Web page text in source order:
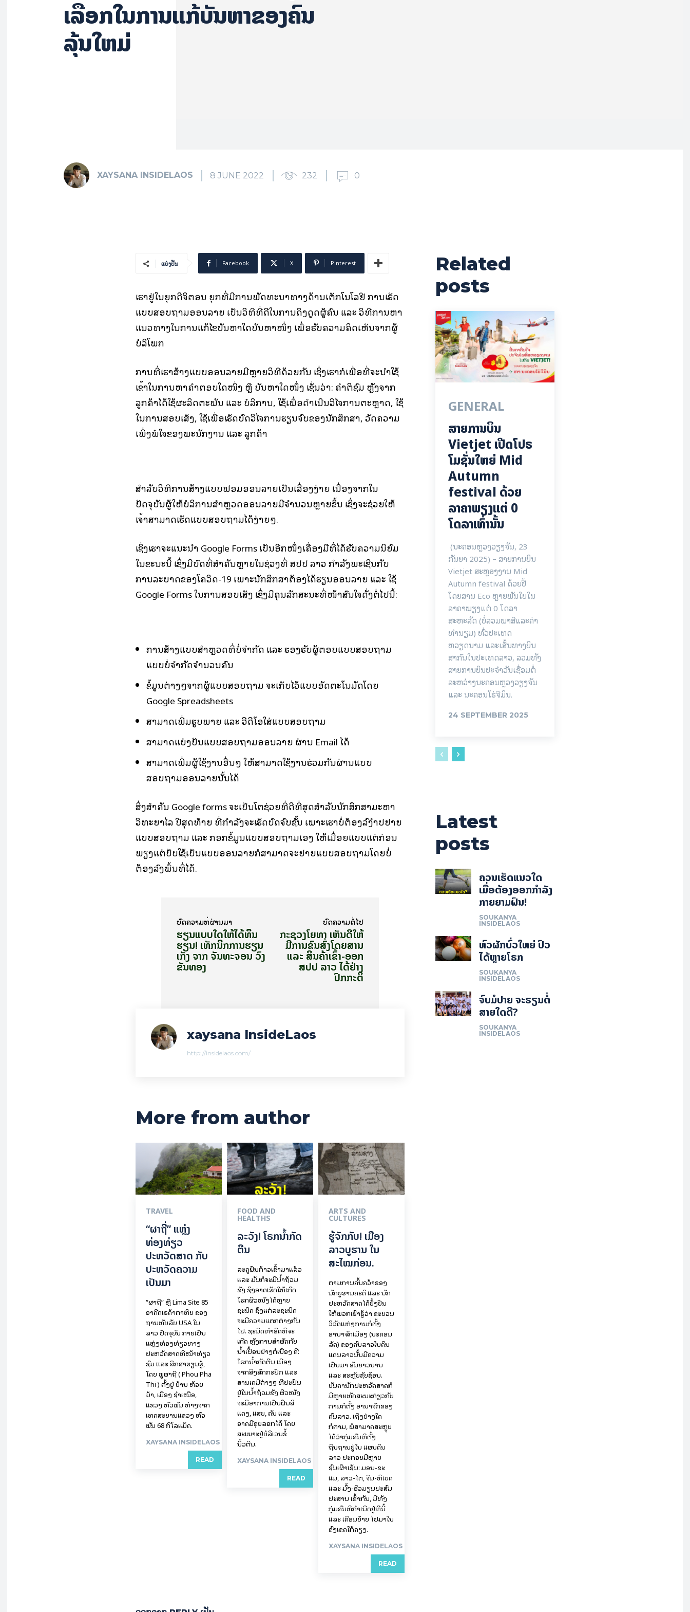
ເລືອກໃນການແກ້ບັນຫາຂອງຄົນ
ລຸ້ນໃຫມ່
XAYSANA INSIDELAOS 8 JUNE 2022 232 0
ແບ່ງປັນ Facebook X Pinterest
ເຮົາຢູ່ໃນຍຸກດີຈິຕອນ ຍຸກທີ່ມີການພັດທະນາທາງດ້ານເຕັກໂນໂລຢີ ການເຮັດ
ແບບສອບຖາມອອນລາຍ ເປັນວິທີທີ່ດີໃນການດຶງດູດຜູ້ຄົນ ແລະ ວິທີການຫາ
ແນວທາງໃນການແກ້ໄຂບັນຫາໃດບັນຫາໜຶ່ງ ເພື່ອຮັບຄວາມຄິດເຫັນຈາກຜູ້
ບໍລິໂພກ
ການທີ່ເຮົາສ້າງແບບອອນລາຍມີຫຼາຍວິທີດ້ວຍກັນ ເຊິ່ງເຮົາກໍເພື່ອທີ່ຈະນໍາໃຊ້
ເຂົ້າໃນການຫາຄຳຕອບໃດໜຶ່ງ ຫຼື ບັນຫາໃດໜຶ່ງ ເຊັ່ນວ່າ: ຄຳຕິຊົມ ຫຼັງຈາກ
ລູກຄ້າໄດ້ໃຊ້ຜະລິດຕະພັນ ແລະ ບໍລິການ, ໃຊ້ເພື່ອດຳເນີນວິໄຈການຕະຫຼາດ, ໃຊ້
ໃນການສອບເສັງ, ໃຊ້ເພື່ອເຮັດບົດວິໄຈການຮຽນຈົບຂອງນັກສຶກສາ, ວັດຄວາມ
ເພິ່ງພໍໃຈຂອງພະນັກງານ ແລະ ລູກຄ້າ
ສຳລັບວິທີການສ້າງແບບຟອມອອນລາຍເປັນເລື່ອງງ່າຍ ເນື່ອງຈາກໃນ
ປັດຈຸບັນຜູ້ໃຫ້ບໍລິການສຳຫຼວດອອນລາຍມີຈຳນວນຫຼາຍຂຶ້ນ ເຊິ່ງຈະຊ່ວຍໃຫ້
ເຈົ້າສາມາດເຮັດແບບສອບຖາມໄດ້ງ່າຍໆ.
ເຊິ່ງເຮົາຈະແນະນຳ Google Forms ເປັນອີກໜຶ່ງເຄື່ອງມືທີ່ໄດ້ຮັບຄວາມນິຍົມ
ໃນຂະນະນີ້ ເຊິ່ງມີບົດທີ່ສຳຄັນຫຼາຍໃນຊ່ວງທີ່ ສປປ ລາວ ກຳລັງພະເຊີນກັບ
ການລະບາດຂອງໂຄວິດ-19 ເພາະນັກສຶກສາຕ້ອງໄດ້ຮຽນອອນລາຍ ແລະ ໃຊ້
Google Forms ໃນການສອບເສັງ ເຊິ່ງມີຄຸນລັກສະນະທີ່ໜ້າສົນໃຈດັ່ງຕໍ່ໄປນີ້:
ການສ້າງແບບສຳຫຼວດທີ່ບໍ່ຈຳກັດ ແລະ ຮອງຮັບຜູ້ຕອບແບບສອບຖາມ
ແບບບໍ່ຈຳກັດຈຳນວນຄົນ
ຂໍ້ມູນຕ່າງໆຈາກຜູ້ແບບສອບຖາມ ຈະເກັບໄວ້ແບບອັດຕະໂນມັດໂດຍ
Google Spreadsheets
ສາມາດເພີ່ມຮູບພາຍ ແລະ ວີດີໂອໃສ່ແບບສອບຖາມ
ສາມາດແບ່ງປັນແບບສອບຖາມອອນລາຍ ຜ່ານ Email ໄດ້
ສາມາດເພີ່ມຜູ້ໃຊ້ງານອື່ນໆ ໃຫ້ສາມາດໃຊ້ງານຮ່ວມກັນຜ່ານແບບ
ສອບຖາມອອນລາຍນັ້ນໄດ້
ສິ່ງສຳຄັນ Google forms ຈະເປັນໂຕຊ່ວຍທີ່ດີທີ່ສຸດສຳລັບນັກສຶກສາມະຫາ
ວິທະຍາໄລ ປີສຸດທ້າຍ ທີ່ກຳລັງຈະເຮັດບົດຈົບຊັ້ນ ເພາະເຮົາບໍ່ຕ້ອງລົງຳປຢາຍ
ແບບສອບຖາມ ແລະ ກອກຂໍ້ມູນແບບສອບຖາມເອງ ໃຫ້ເມື່ອຍແບບແຕ່ກ່ອນ
ພຽງແຕ່ປັບໃຊ້ເປັນແບບອອນລາຍກໍສາມາດຈະຢາຍແບບສອບຖາມໂດຍບໍ່
ຕ້ອງລົງພື້ນທີ່ໄດ້.
ບົດ​ຄວາມ​ທີ່​ຜ່ານ​ມາ
ຮຽນແບບໃດໃຫ້ໄດ້ທຶນ
ຮຽນ! ເທັກນິກການຮຽນ
ເກັ່ງ ຈາກ ຈັນທະຈອນ ວົງ
ຂັນທອງ
ບົດ​ຄວາມ​ຕໍ່​ໄປ
ກະຊວງໂຍທາ ເຫັນດີໃຫ້
ມີການຂົນສົ່ງໂດຍສານ
ແລະ ສິນຄ້າເຂົ້າ-ອອກ
ສປປ ລາວ ໄດ້ຢ່າງ
ປົກກະຕິ
xaysana InsideLaos
http://insidelaos.com/
More from author
TRAVEL
“ຜາຖີ່” ແຫຼ່ງ
ທ່ອງທ່ຽວ
ປະຫວັດສາດ ກັບ
ປະຫວັດຄວາມ
ເປັນມາ
“ຜາຖີ່” ຫຼື Lima Site 85
ອາດີດເຣດ້າຕາທິບ ຂອງ
ຖານທັບລັບ USA ໃນ
ລາວ ປັດຈຸບັນ ກາຍເປັນ
ແຫຼ່ງທ່ອງທ່ຽວທາງ
ປະຫວັດສາດທີ່ໜ້າທ່ຽວ
ຊົມ ແລະ ສຶກສາຮຽນຮູ້,
ໂດຍ ພູຜາຖີ່ ( Phou Pha
Thi ) ຕັ້ງຢູ່ ບ້ານ ຫ້ວຍ
ມ້າ, ເມືອງ ຊໍາເໜືອ,
ແຂວງ ຫົວພັນ ຫ່າງຈາກ
ເທດສະບານແຂວງ ຫົວ
ພັນ 68 ກິ​ໂລ​ແມັດ.
XAYSANA INSIDELAOS
READ
FOOD AND
HEALTHS
ລະວັງ! ໂຣກນ້ຳກັດ
ຕີນ
ລະດູຝົນກ້າວເຂົ້າມາແລ້ວ
ແລະ ມັນກໍຈະມີນ້ຳຖ້ວມ
ຂັງ ຊຶ່ງອາດເຮັດໃຫ້ເກີດ
ໂຣກຜິວໜັງໄດ້ຫຼາຍ
ຊະນິດ ຊຶ່ງແຕ່ລະຊະນິດ
ຈະມີຄວາມແຕກຕ່າງກັນ
ໄປ. ຊະນິດທຳອິດທີ່ຈະ
ເກີດ ຫຼັງການສຳຜັດກັບ
ນ້ຳເປື້ອນຢ່າງຕໍ່ເນື່ອງ ຄື:
ໂຣກນ້ຳກັດຕີນ ເນື່ອງ
ຈາກສິ່ງສົກກະປົກ ແລະ
ສານເຄມີຕ່າງໆ ທີ່ປະປົນ
ຢູ່ໃນນ້ຳຖ້ວມຂັງ ຜິວໜັງ
ຈະມີອາການເປັນຝື່ນສີ
ແດງ, ແສບ, ຄັນ ແລະ
ອາດມີຂຸຍລອກໄດ້ ໂດຍ
ສະເພາະຢູ່ບໍລິເວນຂໍ້
ນິ້ວຕີນ.
XAYSANA INSIDELAOS
READ
ARTS AND
CULTURES
ຮູ້ຈັກກັບ! ເມືອງ
ລາວບູຮານ ໃນ
ສະໄໝກ່ອນ.
ຕາມການຄົ້ນຄວ້າຂອງ
ນັກບູຮານຄະດີ ແລະ ນັກ
ປະຫວັດສາດໄດ້ຢັ້ງຢືນ
ໃຫ້ພວກເຮົາຮູ້ວ່າ ຂະບວນ
ວິວັດແຫ່ງການກໍ່ຕັ້ງ
ອານາຈັກເມືອງ (ນະຄອນ
ລັດ) ຂອງຄົນລາວໃນດິນ
ແດນລາວນັ້ນມີຄວາມ
ເປັນມາ ອັນຍາວນານ
ແລະ ສະຫຼັບຊັບຊ້ອນ.
ບັນດານັກປະຫວັດສາດກໍ
ມີຫຼາຍທັດສະນະກ່ຽວກັບ
ການກໍ່ຕັ້ງ ອານາຈັກຂອງ
ຄົນລາວ. ເຖິງຢ່າງໃດ
ກໍຕາມ, ພໍສາມາດສະຫຼຸບ
ໄດ້ວ່າກຸ່ມຄົນທີ່ຕັ້ງ
ຖິ່ນຖານຢູ່ໃນ ແຜນດິນ
ລາວ ປະກອບມີຫຼາຍ
ຊົນເຜົ່າເຊັ່ນ: ມອນ-ຂະ
ແມ, ລາວ-ໄຕ, ຈີນ-ທິເບດ
ແລະ ມົ້ງ-ອິວມຽນປະສົມ
ປະສານ ເຂົ້າກັນ, ມີທັງ
ກຸ່ມຄົນທີ່ກຳເນີດຢູ່ທີ່ນີ້
ແລະ ເຄື່ອນຍ້າຍ ໄປມາໃນ
ຂົງເຂດໃກ້ຄຽງ.
XAYSANA INSIDELAOS
READ
Related
posts
GENERAL
ສາຍການບິນ
Vietjet ເປີດໂປຣ
ໂມຊັ່ນໃຫຍ່ Mid
Autumn
festival ດ້ວຍ
ລາຄາພຽງແຕ່ 0
ໂດລາເທົ່ານັ້ນ
(ນະຄອນຫຼວງວຽງຈັນ, 23
ກັນຍາ 2025) – ສາຍການບິນ
Vietjet ສະຫຼອງງານ Mid
Autumn festival ດ້ວຍປີ້
ໂດຍສານ Eco ຫຼາຍພັນໃບໃນ
ລາຄາພຽງແຕ່ 0 ໂດລາ
ສະຫະລັດ (ບໍ່ລວມພາສີແລະຄ່າ
ທໍານຽມ) ທົ່ວປະເທດ
ຫວຽດນາມ ແລະເສັ້ນທາງບິນ
ສາກົນໃນປະເທດລາວ, ລວມທັງ
ສາຍການບິນປະຈໍາວັນເຊື່ອມຕໍ່
ລະຫວ່າງນະຄອນຫຼວງວຽງຈັນ
ແລະ ນະຄອນໂຮ່ຈີມິນ.
24 SEPTEMBER 2025
Latest
posts
ຄວນເຮັດແນວໃດ
ເມື່ອຕ້ອງອອກກຳລັງ
ກາຍຍາມຝົນ!
SOUKANYA
INSIDELAOS
ຫົວຜັກບົ່ວໃຫຍ່ ປົວ
ໄດ້ຫຼາຍໂຣກ
SOUKANYA
INSIDELAOS
ຈົບມໍປາຍ ຈະຮຽນຕໍ່
ສາຍໃດດີ?
SOUKANYA
INSIDELAOS